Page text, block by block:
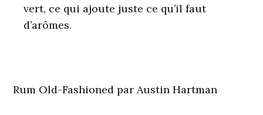
vert, ce qui ajoute juste ce qu’il faut
d’arômes.
Rum Old-Fashioned par Austin Hartman